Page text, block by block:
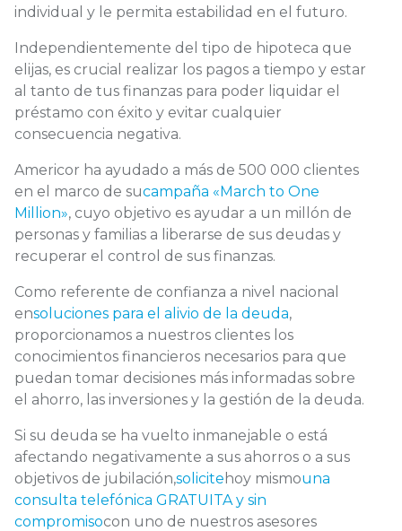
individual y le permita estabilidad en el futuro.
Independientemente del tipo de hipoteca que
elijas, es crucial realizar los pagos a tiempo y estar
al tanto de tus finanzas para poder liquidar el
préstamo con éxito y evitar cualquier
consecuencia negativa.
Americor ha ayudado a más de 500 000 clientes
en el marco de sucampaña «March to One
Million», cuyo objetivo es ayudar a un millón de
personas y familias a liberarse de sus deudas y
recuperar el control de sus finanzas.
Como referente de confianza a nivel nacional
ensoluciones para el alivio de la deuda,
proporcionamos a nuestros clientes los
conocimientos financieros necesarios para que
puedan tomar decisiones más informadas sobre
el ahorro, las inversiones y la gestión de la deuda.
Si su deuda se ha vuelto inmanejable o está
afectando negativamente a sus ahorros o a sus
objetivos de jubilación,solicite hoy mismouna
consulta telefónica GRATUITA y sin
compromisocon uno de nuestros asesores